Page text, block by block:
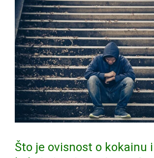
Što je ovisnost o kokainu